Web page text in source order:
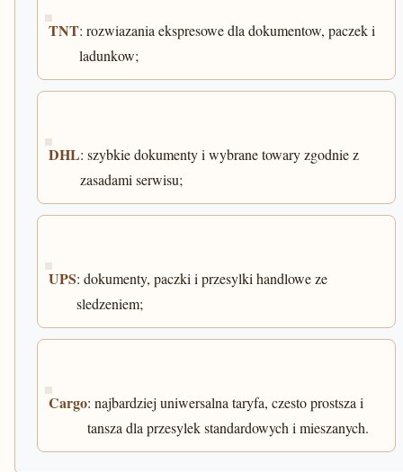
TNT: rozwiazania ekspresowe dla dokumentow, paczek i
ladunkow;
DHL: szybkie dokumenty i wybrane towary zgodnie z
zasadami serwisu;
UPS: dokumenty, paczki i przesylki handlowe ze
sledzeniem;
Cargo: najbardziej uniwersalna taryfa, czesto prostsza i
tansza dla przesylek standardowych i mieszanych.